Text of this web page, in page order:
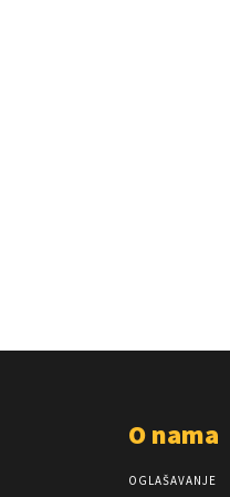
O nama
OGLAŠAVANJE